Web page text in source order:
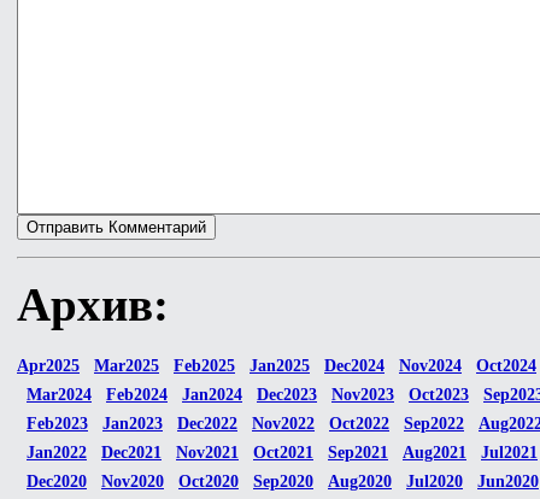
Архив:
Apr2025 Mar2025 Feb2025 Jan2025 Dec2024 Nov2024
Oct2024
Mar2024
Feb2024 Jan2024 Dec2023 Nov2023 Oct2023
Feb2023
Jan2023 Dec2022 Nov2022 Oct2022 Sep2022
Jan2022
Dec2021 Nov2021 Oct2021 Sep2021 Aug2021
Jul2021
Dec2020
Nov2020 Oct2020 Sep2020 Aug2020 Jul2020
Jun2020